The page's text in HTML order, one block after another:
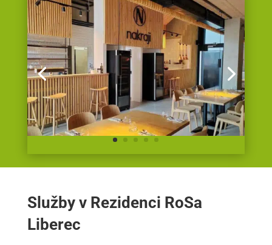
Služby v Rezidenci RoSa
Liberec